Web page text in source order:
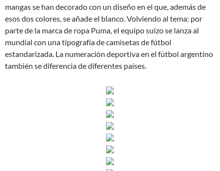
mangas se han decorado con un diseño en el que, además de
esos dos colores, se añade el blanco. Volviendo al tema: por
parte de la marca de ropa Puma, el equipo suizo se lanza al
mundial con una tipografía de camisetas de fútbol
estandarizada. La numeración deportiva en el fútbol argentino
también se diferencia de diferentes países.